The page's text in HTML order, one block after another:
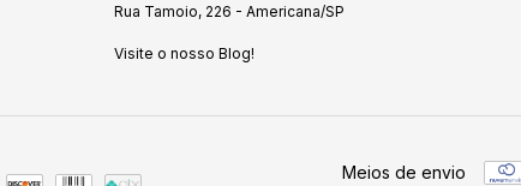
Rua Tamoio, 226 - Americana/SP
Visite o nosso Blog!
Meios de envio